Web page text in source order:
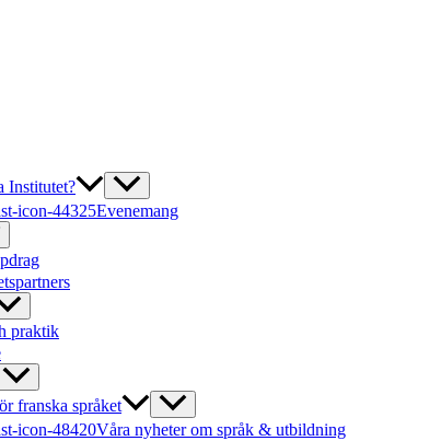
Institutet?
Evenemang
praktik
franska språket
Våra nyheter om språk & utbildning